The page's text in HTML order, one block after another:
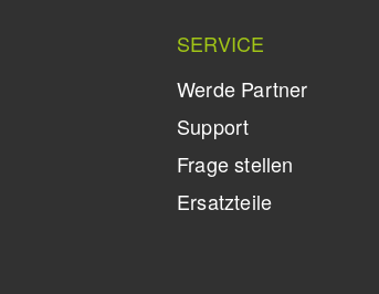
SERVICE
Werde Partner
Support
Frage stellen
Ersatzteile